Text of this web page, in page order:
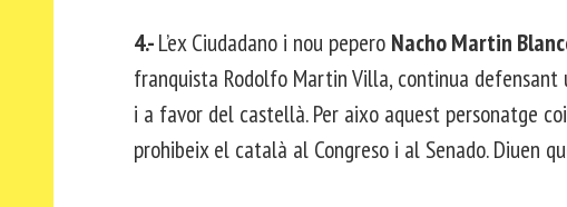
4.-L’ex Ciudadano i nou pepero Nacho Martin
franquista Rodolfo Martin Villa, continua
i a favor del castellà. Per aixo aquest personatge
prohibeix el català al Congreso i al Senado. Diuen